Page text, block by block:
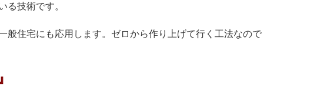
る技術です。
般住宅にも応用します。ゼロから作り上げて行く工法なので